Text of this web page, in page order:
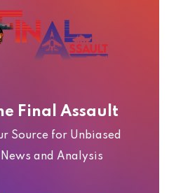
Final Assault
Source for Unbiased
News and Analysis